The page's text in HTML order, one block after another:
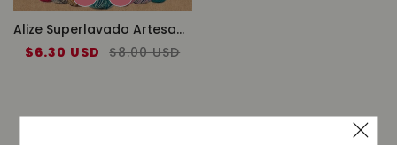
Alize Superlavado Artesano
Precio
$6.30 USD
Precio
$8.00 USD